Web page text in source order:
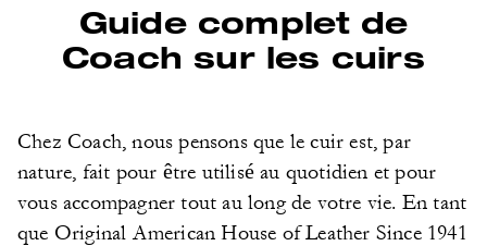
Guide complet de
Coach sur les cuirs
Chez Coach, nous pensons que le cuir est, par
nature, fait pour être utilisé au quotidien et pour
vous accompagner tout au long de votre vie. En tant
que Original American House of Leather Since 1941